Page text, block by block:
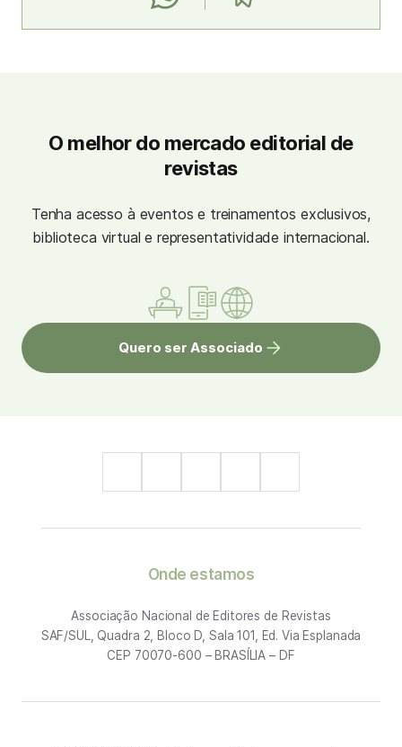
O melhor do mercado editorial de
revistas
Tenha acesso à eventos e treinamentos exclusivos,
biblioteca virtual e representatividade internacional.
Quero ser Associado
Onde estamos
Associação Nacional de Editores de Revistas
SAF/SUL, Quadra 2, Bloco D, Sala 101, Ed. Via Esplanada
CEP 70070-600 – BRASÍLIA – DF